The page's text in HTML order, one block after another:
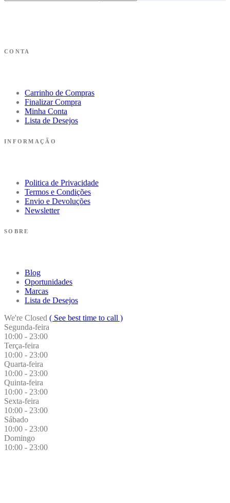
CONTA
Carrinho de Compras
Finalizar Compra
Minha Conta
Lista de Desejos
INFORMAÇÃO
Politica de Privacidade
Termos e Condições
Envio e Devoluções
Newsletter
SOBRE
Blog
Oportunidades
Marcas
Lista de Desejos
We're Closed ( See best time to call )
Segunda-feira
10:00 - 23:00
Terça-feira
10:00 - 23:00
Quarta-feira
10:00 - 23:00
Quinta-feira
10:00 - 23:00
Sexta-feira
10:00 - 23:00
Sábado
10:00 - 23:00
Domingo
10:00 - 23:00